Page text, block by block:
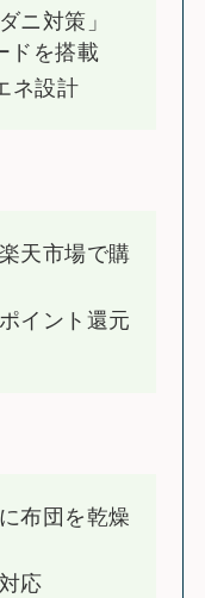
ニ対策」
ドを搭載
ネ設計
天市場で購
イント還元
布団を乾燥
応